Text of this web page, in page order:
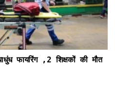
फायरिंग ,2 शिक्षकों की मौत